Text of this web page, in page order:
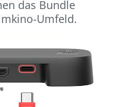
das Bundle
Umfeld.